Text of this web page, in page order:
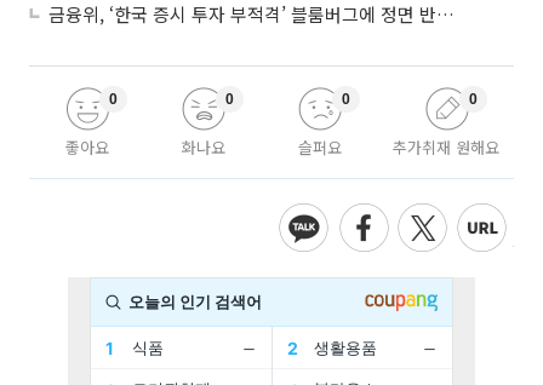
금융위, ‘한국 증시 투자 부적격’ 블룸버그에 정면 반박…“근거 불분명”
좋아요
0
화나요
0
슬퍼요
0
추가취재 원해요
0